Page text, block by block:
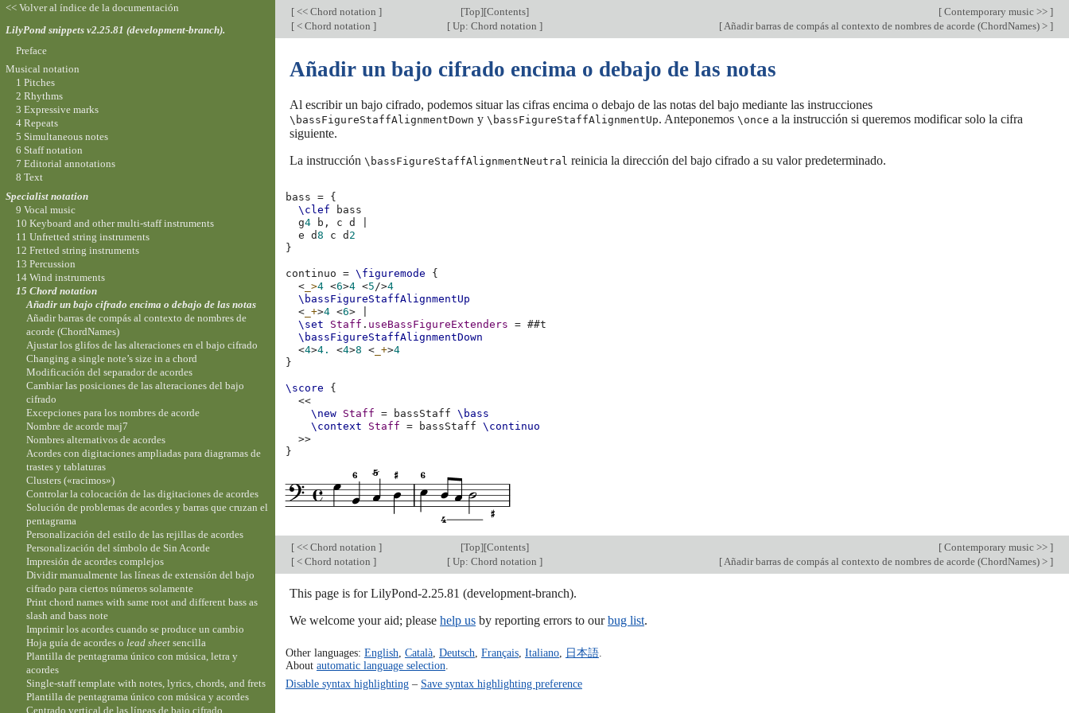
[ << Chord notation ] [Top][Contents] [ Contemporary music >> ]
[ < Chord notation ] [Up: Chord notation ] [Añadir barras de compás al contexto de nombres de acorde (ChordNames) > ]
Añadir un bajo cifrado encima o debajo de las notas
Al escribir un bajo cifrado, podemos situar las cifras encima o debajo de las notas del bajo mediante las instrucciones
\bassFigureStaffAlignmentDown y \bassFigureStaffAlignmentUp. Anteponemos \once a la instrucción si queremos modificar solo la cifra
siguiente.
La instrucción \bassFigureStaffAlignmentNeutral reinicia la dirección del bajo cifrado a su valor predeterminado.
bass = {
\clef
bass
g4 b, c d
e
d8 c d 2
}
continuo = \figuremode
{
< _>4 <6>4 <5/>4
\bassFigureStaffAlignmentUp
< _+>4 <6>
\set
Staff . useBassFigureExtenders = ##t
\bassFigureStaffAlignmentDown
<4>4. <4>8 < _+>4
}
\score
{
<<
\new Staff = bassStaff
\bass
\context
Staff = bassStaff
\continuo
>>
}
[ << Chord notation ] [Top][Contents] [ Contemporary music >> ]
[ < Chord notation ] [Up: Chord notation ] [ Añadir barras de compás al contexto de nombres de acorde (ChordNames) > ]
This page is for LilyPond-2.25.81 (development-branch).
We welcome your aid; please help us by reporting errors to ourbug list.
Other languages: English Català, Deutsch Français, Italiano, 日本語.
About automatic language selection
Disable syntax highlighting– Save syntax highlighting preference
<< Volver al índice de la documentación
LilyPond snippets v2.25.81 (development-branch).
Preface
Musical notation
1 Pitches
2 Rhythms
3 Expressive marks
4 Repeats
5 Simultaneous notes
6 Staff notation
7 Editorial annotations
8 Text
Specialist notation
9 Vocal music
10 Keyboard and other multi-staff instruments
11 Unfretted string instruments
12 Fretted string instruments
13 Percussion
14 Wind instruments
15 Chord notation
Añadir un bajo cifrado encima o debajo de las notas
Añadir barras de compás al contexto de nombres de
acorde (ChordNames)
Ajustar los glifos de las alteraciones en el bajo cifrado
Changing a single note’s size in a chord
Modificación del separador de acordes
Cambiar las posiciones de las alteraciones del bajo
cifrado
Excepciones para los nombres de acorde
Nombre de acorde maj7
Nombres alternativos de acordes
Acordes con digitaciones ampliadas para diagramas de
trastes y tablaturas
Clusters («racimos»)
Controlar la colocación de las digitaciones de acordes
Solución de problemas de acordes y barras que cruzan el
pentagrama
Personalización del estilo de las rejillas de acordes
Personalización del símbolo de Sin Acorde
Impresión de acordes complejos
Dividir manualmente las líneas de extensión del bajo
cifrado para ciertos números solamente
Print chord names with same root and different bass as
slash and bass note
Imprimir los acordes cuando se produce un cambio
Hoja guía de acordes o lead sheet sencilla
Plantilla de pentagrama único con música, letra y
acordes
Single-staff template with notes, lyrics, chords, and frets
Plantilla de pentagrama único con música y acordes
Centrado vertical de las líneas de bajo cifrado